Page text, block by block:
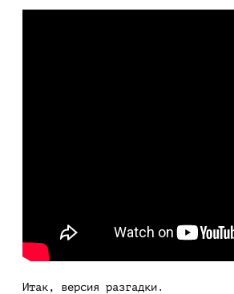
Итак, версия разгадки.